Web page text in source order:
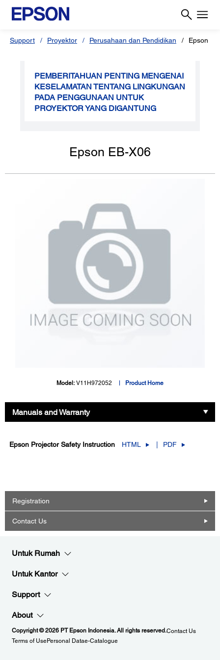
Support Proyektor Perusahaan dan Pendidikan Epson
PEMBERITAHUAN PENTING MENGENAI
KESELAMATAN TENTANG LINGKUNGAN
PADA PENGGUNAAN UNTUK
PROYEKTOR YANG DIGANTUNG
Epson EB-X06
Model: V11H972052 Product Home
Manuals and Warranty
Epson Projector Safety Instruction HTML PDF
Registration
Contact Us
Untuk Rumah
Untuk Kantor
Support
About
Copyright © 2026 PT Epson Indonesia. All rights reserved.Contact Us
Terms of UsePersonal Datae-Catalogue